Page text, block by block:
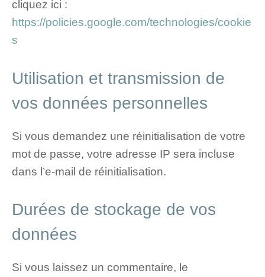
cliquez ici :
https://policies.google.com/technologies/cookie
s
Utilisation et transmission de
vos données personnelles
Si vous demandez une réinitialisation de votre
mot de passe, votre adresse IP sera incluse
dans l’e-mail de réinitialisation.
Durées de stockage de vos
données
Si vous laissez un commentaire, le